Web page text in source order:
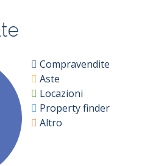
Compravendite
Aste
Locazioni
Property finder
Altro
dell'immobile